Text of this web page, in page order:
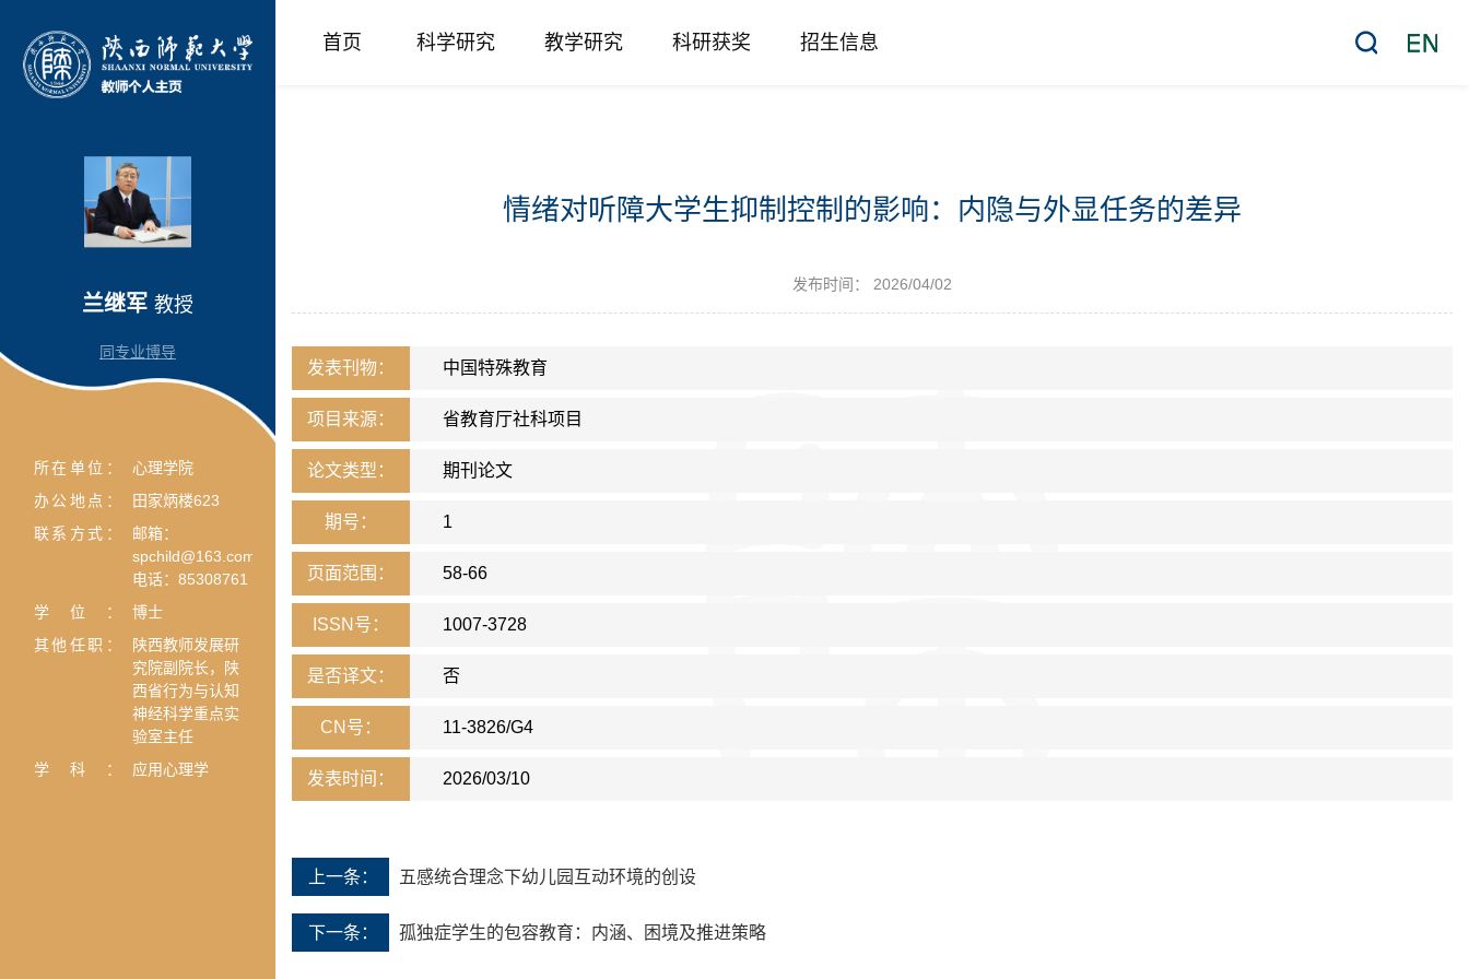
首页 科学研究 教学研究 科研获奖 招生信息
兰继军 教授
同专业博导
所在单位：
心理学院
办公地点：
田家炳楼623
联系方式：
邮箱：
spchild@163.com
电话：85308761
学位：
博士
其他任职：
陕西教师发展研
究院副院长，陕
西省行为与认知
神经科学重点实
验室主任
学科：
应用心理学
情绪对听障大学生抑制控制的影响：内隐与外显任务的差异
发布时间： 2026/04/02
发表刊物： 中国特殊教育
项目来源： 省教育厅社科项目
论文类型： 期刊论文
期号： 1
页面范围： 58-66
ISSN号： 1007-3728
是否译文： 否
CN号： 11-3826/G4
发表时间： 2026/03/10
上一条： 五感统合理念下幼儿园互动环境的创设
下一条： 孤独症学生的包容教育：内涵、困境及推进策略